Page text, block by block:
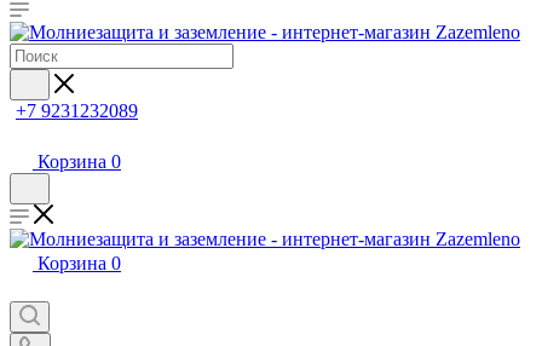
+7 9231232089
Корзина 0
Корзина 0